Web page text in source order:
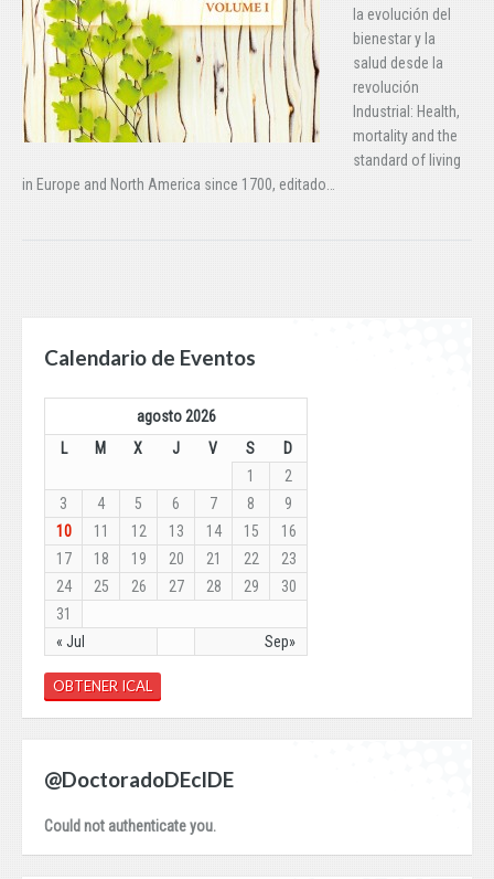
la evolución del
bienestar y la
salud desde la
revolución
Industrial: Health,
mortality and the
standard of living
in Europe and North America since 1700, editado…
Calendario de Eventos
agosto 2026
L
M X J V S D
« Jul Sep»
1
2
3
4 5 6 7 8
9
10
11 12 13 14 15
16
17
18 19 20 21 22
23
24
25 26 27 28 29
30
31
OBTENER ICAL
@DoctoradoDEcIDE
Could not authenticate you.